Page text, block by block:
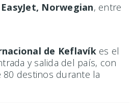
Norwegian, entre
de Keflavíkes el
y salida del país, con
80 destinos durante la